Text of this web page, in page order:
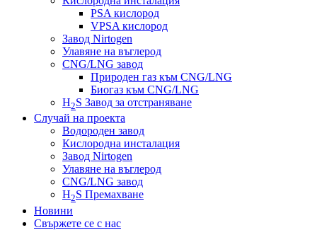
PSA кислород
VPSA кислород
Завод Nirtogen
Улавяне на въглерод
CNG/LNG завод
Природен газ към CNG/LNG
Биогаз към CNG/LNG
H2S Завод за отстраняване
Случай на проекта
Водороден завод
Кислородна инсталация
Завод Nirtogen
Улавяне на въглерод
CNG/LNG завод
H2S Премахване
Новини
Свържете се с нас